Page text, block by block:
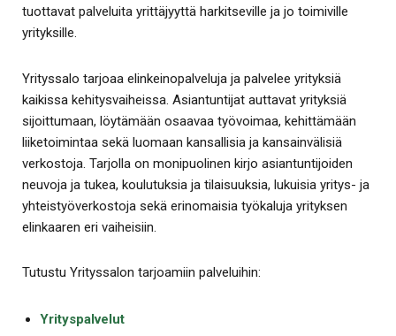
tuottavat palveluita yrittäjyyttä harkitseville ja jo toimiville
yrityksille.
Yrityssalo tarjoaa elinkeinopalveluja ja palvelee yrityksiä
kaikissa kehitysvaiheissa. Asiantuntijat auttavat yrityksiä
sijoittumaan, löytämään osaavaa työvoimaa, kehittämään
liiketoimintaa sekä luomaan kansallisia ja kansainvälisiä
verkostoja. Tarjolla on monipuolinen kirjo asiantuntijoiden
neuvoja ja tukea, koulutuksia ja tilaisuuksia, lukuisia yritys- ja
yhteistyöverkostoja sekä erinomaisia työkaluja yrityksen
elinkaaren eri vaiheisiin.
Tutustu Yrityssalon tarjoamiin palveluihin:
Yrityspalvelut